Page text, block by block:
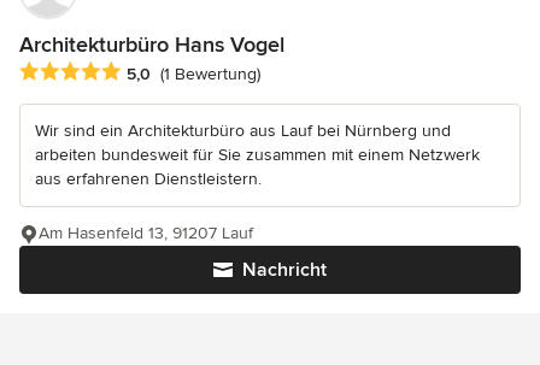
Architekturbüro Hans Vogel
Durchschnittliche Bewertung: 5 von 5 Sternen
5,0 (1 Bewertung)
Wir sind ein Architekturbüro aus Lauf bei Nürnberg und
arbeiten bundesweit für Sie zusammen mit einem Netzwerk
aus erfahrenen Dienstleistern.
Nachricht
Am Hasenfeld 13, 91207 Lauf